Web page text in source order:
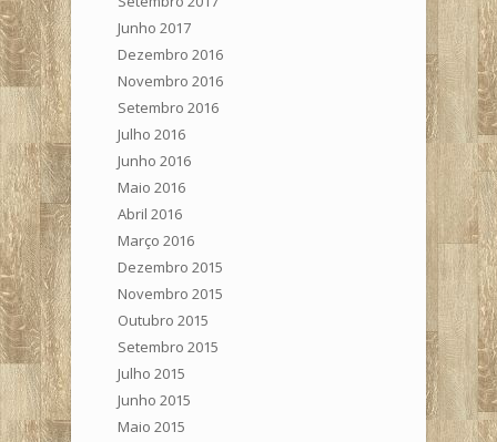
Junho 2017
Dezembro 2016
Novembro 2016
Setembro 2016
Julho 2016
Junho 2016
Maio 2016
Abril 2016
Março 2016
Dezembro 2015
Novembro 2015
Outubro 2015
Setembro 2015
Julho 2015
Junho 2015
Maio 2015